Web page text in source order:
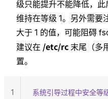
级只能提升不能降低，
维持在等级 1。另外需要
大于 1 的值，可能阻碍
建议在 /etc/rc 末尾（多
置。
系统引导过程中安全等
1